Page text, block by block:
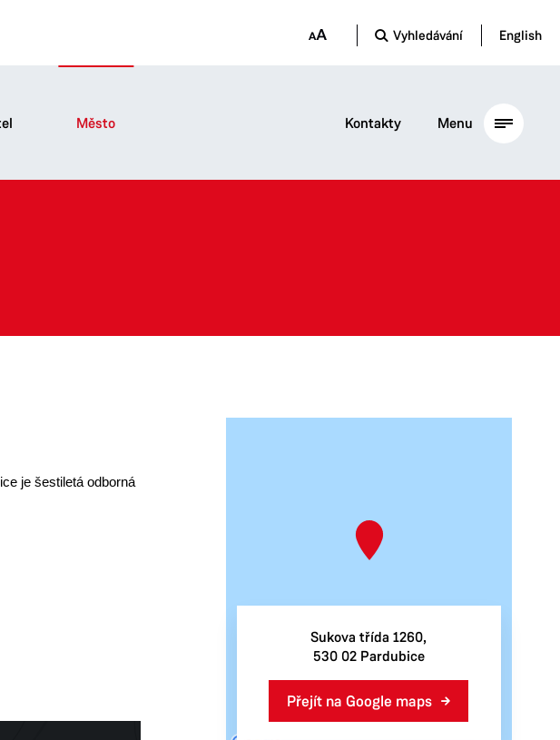
Vyhledávání English
Město Kontakty Menu
je šestiletá odborná
Sukova třída 1260,
530 02 Pardubice
Přejít na Google maps